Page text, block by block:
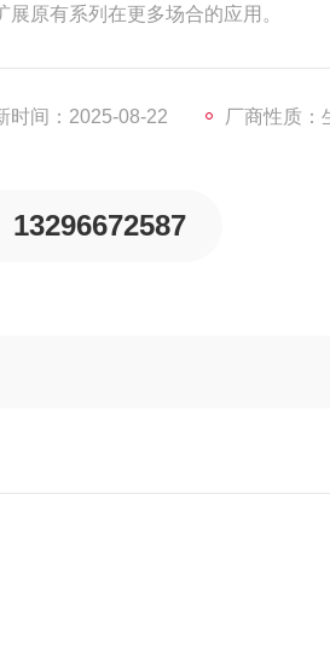
原有系列在更多场合的应用。
时间：2025-08-22 厂商性质：
13296672587